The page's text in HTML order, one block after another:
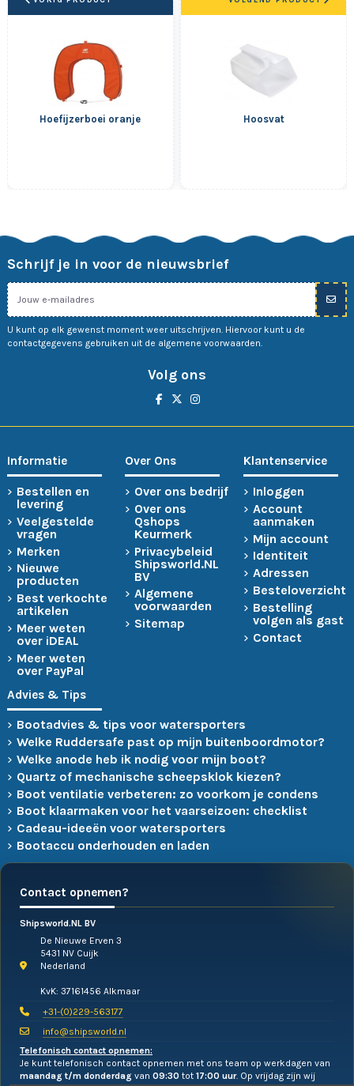
Hoefijzerboei oranje Hoosvat
Schrijf je in voor de nieuwsbrief
U kunt op elk gewenst moment weer uitschrijven. Hiervoor kunt u de
contactgegevens gebruiken uit de algemene voorwaarden.
Volg ons
Informatie
Bestellen en
levering
Veelgestelde
vragen
Merken
Nieuwe
producten
Best verkochte
artikelen
Meer weten
over iDEAL
Meer weten
over PayPal
Over Ons
Over ons bedrijf
Over ons
Qshops
Keurmerk
Privacybeleid
Shipsworld.NL
BV
Algemene
voorwaarden
Sitemap
Klantenservice
Inloggen
Account
aanmaken
Mijn account
Identiteit
Adressen
Besteloverzicht
Bestelling
volgen als gast
Contact
Advies & Tips
Bootadvies & tips voor watersporters
Welke Ruddersafe past op mijn buitenboordmotor?
Welke anode heb ik nodig voor mijn boot?
Quartz of mechanische scheepsklok kiezen?
Boot ventilatie verbeteren: zo voorkom je condens
Boot klaarmaken voor het vaarseizoen: checklist
Cadeau-ideeën voor watersporters
Bootaccu onderhouden en laden
Contact opnemen?
Shipsworld.NL BV
De Nieuwe Erven 3
5431 NV Cuijk
Nederland
KvK: 37161456 Alkmaar
+31-(0)229-563177
info@shipsworld.nl
Telefonisch contact opnemen:
Je kunt telefonisch contact opnemen met ons team op werkdagen van
maandag t/m donderdag van 09:30 tot 17:00 uur. Op vrijdag zijn wij